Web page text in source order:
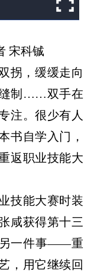
宋科铖
拐，缓缓走向
缝制……双手在
注。很少有人
书自学入门，
返职业技能大
技能大赛时装
咸获得第十三
另一件事——重
，用它继续回